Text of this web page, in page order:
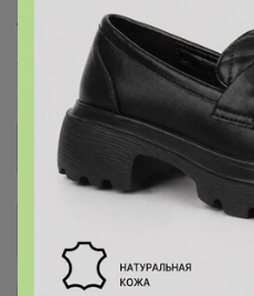
Торговые марки
Torrefacto™